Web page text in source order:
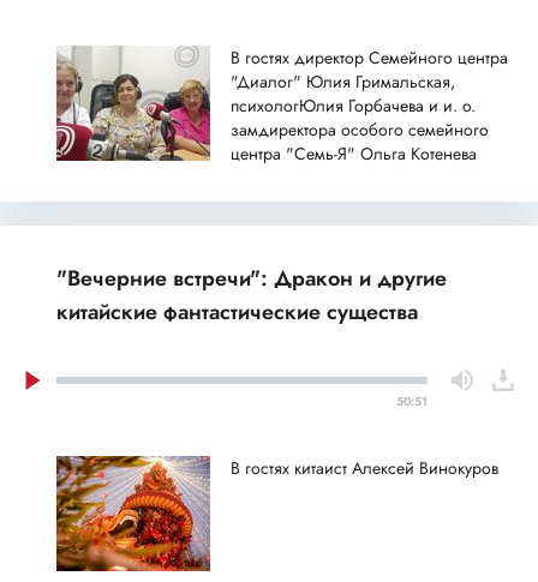
В гостях директор Семейного центра
"Диалог" Юлия Гримальская,
психологЮлия Горбачева и и. о.
замдиректора особого семейного
центра "Семь-Я" Ольга Котенева
"Вечерние встречи": Дракон и другие
китайские фантастические существа
50:51
В гостях китаист Алексей Винокуров